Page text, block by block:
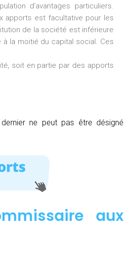
d’avantages particuliers.
apports est facultative pour les
de la société est inférieure
la moitié du capital social. Ces
soit en partie par des apports
ne peut pas être désigné
aux